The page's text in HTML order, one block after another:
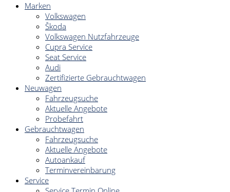
Marken
Volkswagen
Škoda
Volkswagen Nutzfahrzeuge
Cupra Service
Seat Service
Audi
Zertifizierte Gebrauchtwagen
Neuwagen
Fahrzeugsuche
Aktuelle Angebote
Probefahrt
Gebrauchtwagen
Fahrzeugsuche
Aktuelle Angebote
Autoankauf
Terminvereinbarung
Service